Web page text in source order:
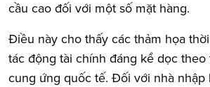
cầu cao đối với một số mặt hàng.
Điều này cho thấy các thảm họa
tác động tài chính đáng kể dọc theo
cung ứng quốc tế. Đối với nhà nhập